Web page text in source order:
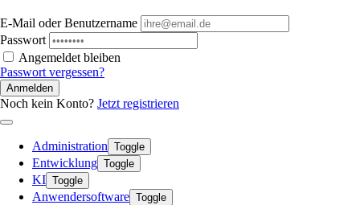
E-Mail oder Benutzername
Passwort
Angemeldet bleiben
Passwort vergessen?
Anmelden
Noch kein Konto? Jetzt registrieren
Administration Toggle
Entwicklung Toggle
KI Toggle
Anwendersoftware Toggle